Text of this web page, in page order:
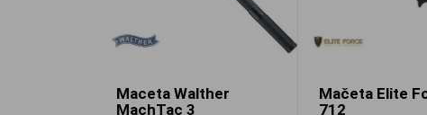
Maceta Walther
MachTac 3
Mačeta Elite
712